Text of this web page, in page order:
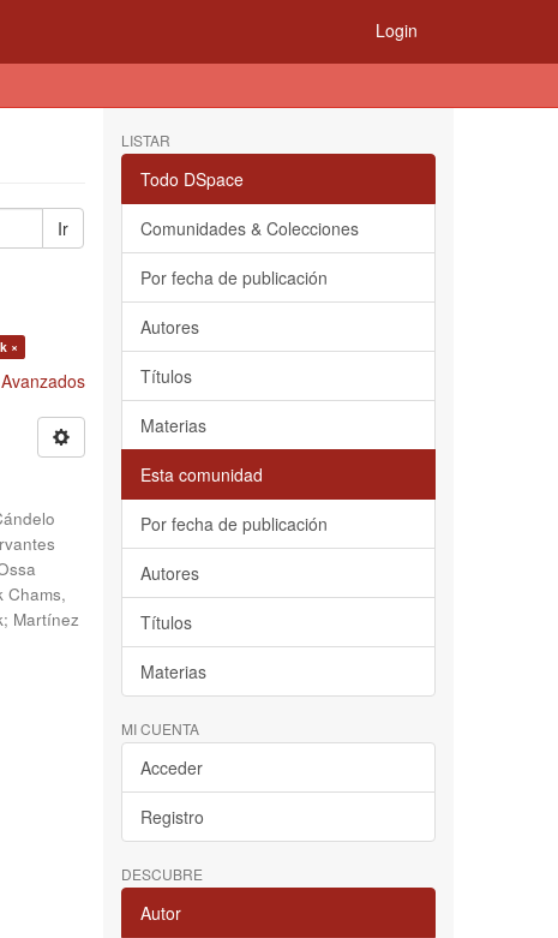
Login
Ir
×
Chams,
; Martínez
LISTAR
Todo DSpace
Comunidades & Colecciones
Por fecha de publicación
Autores
Títulos
Materias
Esta comunidad
Por fecha de publicación
Autores
Títulos
Materias
MI CUENTA
Acceder
Registro
DESCUBRE
Autor